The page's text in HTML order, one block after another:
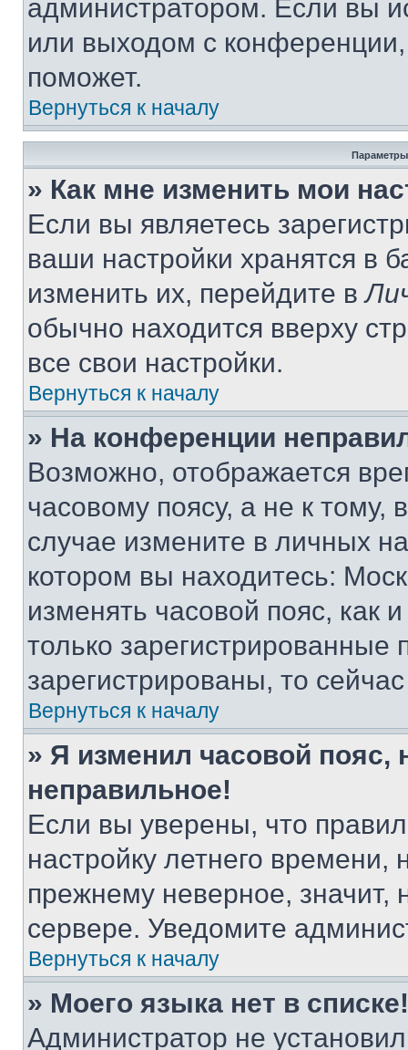
администратором. Если вы
или выходом с
поможет.
Вернуться к началу
Параметры
» Как мне изменить мои
Если вы являетесь
ваши настройки хранятся в
изменить их, перейдите в
обычно находится вверху
все свои настройки.
Вернуться к началу
» На конференции
Возможно, отображается
часовому поясу, а не к тому,
случае измените в личных
котором вы находитесь:
изменять часовой пояс, как
только
зарегистрированы, то
Вернуться к началу
» Я изменил часовой пояс,
неправильное!
Если вы уверены, что
настройку летнего
прежнему неверное, значит,
сервере. Уведомите
Вернуться к началу
» Моего языка нет в списке!
Администратор не